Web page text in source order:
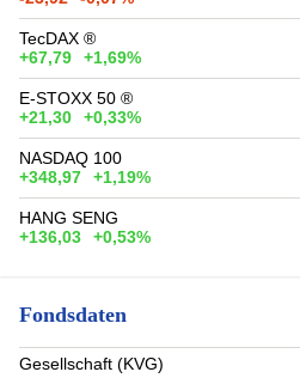
TecDAX ®
+67,79
+1,69%
E-STOXX 50 ®
+21,30
+0,33%
NASDAQ 100
+348,97
+1,19%
HANG SENG
+136,03
+0,53%
Fondsdaten
Gesellschaft (KVG)